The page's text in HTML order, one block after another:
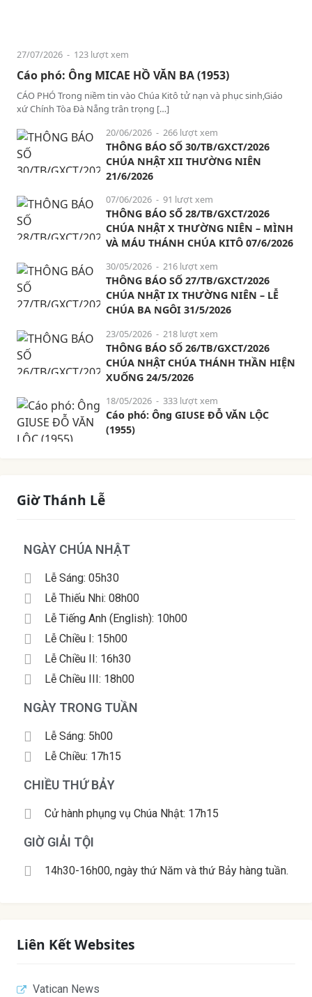
27/07/2026 - 123 lượt xem
Cáo phó: Ông MICAE HỒ VĂN BA (1953)
CÁO PHÓ Trong niềm tin vào Chúa Kitô tử nạn và phục sinh,Giáo
xứ Chính Tòa Đà Nẵng trân trọng […]
20/06/2026 - 266 lượt xem
THÔNG BÁO SỐ 30/TB/GXCT/2026
CHÚA NHẬT XII THƯỜNG NIÊN
21/6/2026
07/06/2026 - 91 lượt xem
THÔNG BÁO SỐ 28/TB/GXCT/2026
CHÚA NHẬT X THƯỜNG NIÊN – MÌNH
VÀ MÁU THÁNH CHÚA KITÔ 07/6/2026
30/05/2026 - 216 lượt xem
THÔNG BÁO SỐ 27/TB/GXCT/2026
CHÚA NHẬT IX THƯỜNG NIÊN – LỄ
CHÚA BA NGÔI 31/5/2026
23/05/2026 - 218 lượt xem
THÔNG BÁO SỐ 26/TB/GXCT/2026
CHÚA NHẬT CHÚA THÁNH THẦN HIỆN
XUỐNG 24/5/2026
18/05/2026 - 333 lượt xem
Cáo phó: Ông GIUSE ĐỖ VĂN LỘC
(1955)
Giờ Thánh Lễ
NGÀY CHÚA NHẬT
Lễ Sáng: 05h30
Lễ Thiếu Nhi: 08h00
Lễ Tiếng Anh (English): 10h00
Lễ Chiều I: 15h00
Lễ Chiều II: 16h30
Lễ Chiều III: 18h00
NGÀY TRONG TUẦN
Lễ Sáng: 5h00
Lễ Chiều: 17h15
CHIỀU THỨ BẢY
Cử hành phụng vụ Chúa Nhật: 17h15
GIỜ GIẢI TỘI
14h30-16h00, ngày thứ Năm và thứ Bảy hàng tuần.
Liên Kết Websites
Vatican News